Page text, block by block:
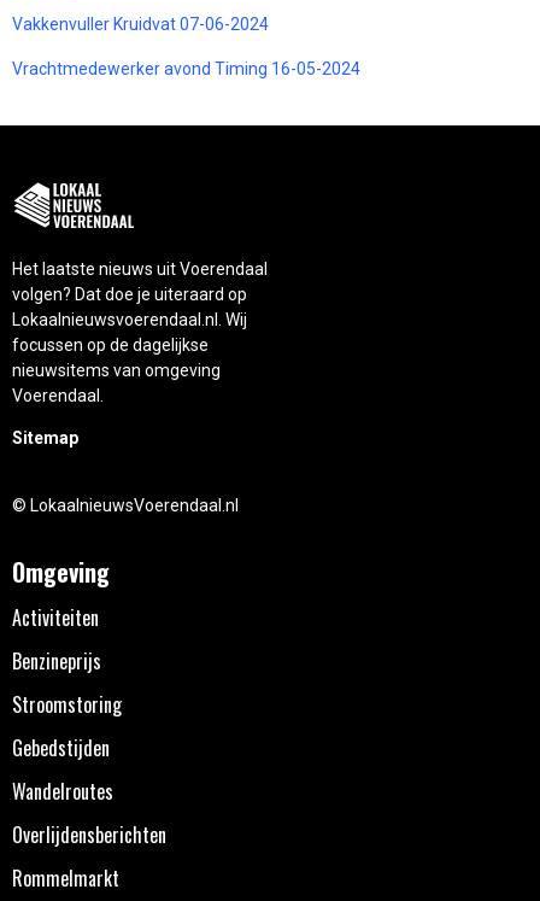
Vakkenvuller Kruidvat 07-06-2024
Vrachtmedewerker avond Timing 16-05-2024
Het laatste nieuws uit Voerendaal
volgen? Dat doe je uiteraard op
Lokaalnieuwsvoerendaal.nl. Wij
focussen op de dagelijkse
nieuwsitems van omgeving
Voerendaal.
Sitemap
© LokaalnieuwsVoerendaal.nl
Omgeving
Activiteiten
Benzineprijs
Stroomstoring
Gebedstijden
Wandelroutes
Overlijdensberichten
Rommelmarkt